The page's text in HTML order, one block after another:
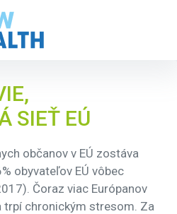
SIEŤ EÚ
občanov v EÚ zostáva
obyvateľov EÚ vôbec
Čoraz viac Európanov
trpí chronickým stresom. Za